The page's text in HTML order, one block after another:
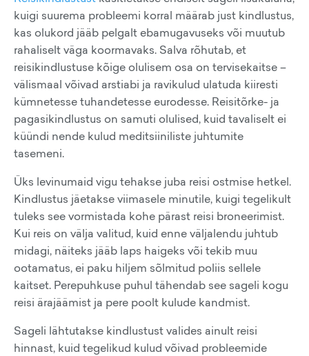
kuigi suurema probleemi korral määrab just kindlustus,
kas olukord jääb pelgalt ebamugavuseks või muutub
rahaliselt väga koormavaks. Salva rõhutab, et
reisikindlustuse kõige olulisem osa on tervisekaitse –
välismaal võivad arstiabi ja ravikulud ulatuda kiiresti
kümnetesse tuhandetesse eurodesse. Reisitõrke- ja
pagasikindlustus on samuti olulised, kuid tavaliselt ei
küündi nende kulud meditsiiniliste juhtumite
tasemeni.
Üks levinumaid vigu tehakse juba reisi ostmise hetkel.
Kindlustus jäetakse viimasele minutile, kuigi tegelikult
tuleks see vormistada kohe pärast reisi broneerimist.
Kui reis on välja valitud, kuid enne väljalendu juhtub
midagi, näiteks jääb laps haigeks või tekib muu
ootamatus, ei paku hiljem sõlmitud poliis sellele
kaitset. Perepuhkuse puhul tähendab see sageli kogu
reisi ärajäämist ja pere poolt kulude kandmist.
Sageli lähtutakse kindlustust valides ainult reisi
hinnast, kuid tegelikud kulud võivad probleemide